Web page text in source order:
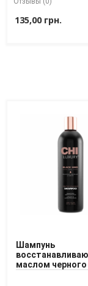
135,00 грн.
Шампунь
маслом